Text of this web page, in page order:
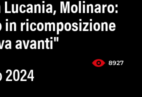
Molinaro:
in ricomposizione
avanti"
8927
2024